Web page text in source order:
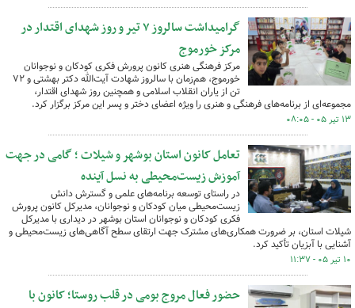
گرامیداشت سالروز ۷ تیر و روز شهدای اقتدار در
مرکز خورموج
مرکز فرهنگی هنری کانون پرورش فکری کودکان و نوجوانان
خورموج، هم‌زمان با سالروز شهادت آیت‌الله دکتر بهشتی و ۷۲
تن از یاران انقلاب اسلامی و همچنین روز شهدای اقتدار،
مجموعه‌ای از برنامه‌های فرهنگی و هنری را ویژه اعضای دختر و پسر این مرکز برگزار کرد.
۱۳ تیر ۰۵ - ۰۸:۰۵
تعامل کانون استان بوشهر و شیلات ؛ گامی در جهت
آموزش زیست‌محیطی به نسل آینده
در راستای توسعه برنامه‌های علمی و گسترش دانش
زیست‌محیطی میان کودکان و نوجوانان، مدیرکل کانون پرورش
فکری کودکان و نوجوانان استان بوشهر در دیداری با مدیرکل
شیلات استان، بر ضرورت همکاری‌های مشترک جهت ارتقای سطح آگاهی‌های زیست‌محیطی و
آشنایی با آبزیان تأکید کرد.
۱۰ تیر ۰۵ - ۱۱:۳۷
حضور فعال مروج بومی در قلب روستا؛ کانون با